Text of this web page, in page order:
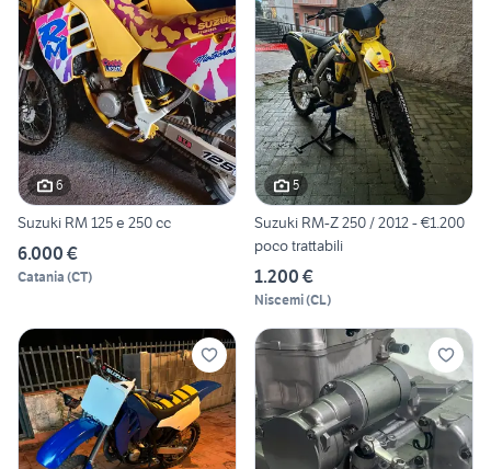
6
Suzuki RM 125 e 250 cc
6.000 €
Catania (CT)
5
Suzuki RM-Z 250 / 2012 - €1.200
poco trattabili
1.200 €
Niscemi(CL)